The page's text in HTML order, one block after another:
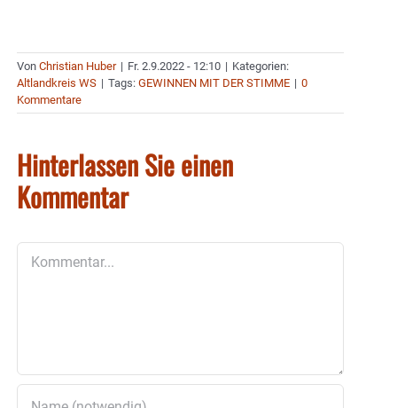
Von Christian Huber | Fr. 2.9.2022 - 12:10 | Kategorien:
Altlandkreis WS | Tags: GEWINNEN MIT DER STIMME | 0
Kommentare
Hinterlassen Sie einen
Kommentar